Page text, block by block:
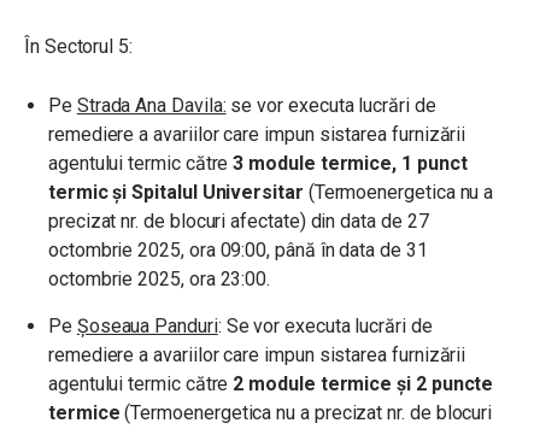
În Sectorul 5:
Pe Strada Ana Davila: se vor executa lucrări de
remediere a avariilor care impun sistarea furnizării
agentului termic către3 module termice, 1 punct
termic și Spitalul Universitar (Termoenergetica nu a
precizat nr. de blocuri afectate) din data de 27
octombrie 2025, ora 09:00, până în data de 31
octombrie 2025, ora 23:00.
Pe Șoseaua Panduri: Se vor executa lucrări de
remediere a avariilor care impun sistarea furnizării
agentului termic către 2 module termice și 2 puncte
termice(Termoenergetica nu a precizat nr. de blocuri